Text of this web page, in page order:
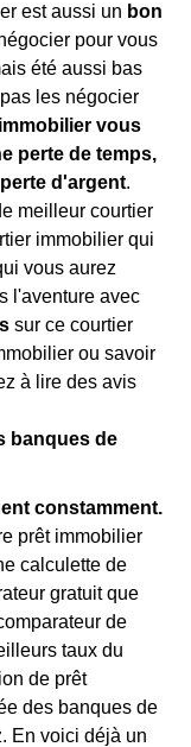
est aussi un bon
pour vous
été aussi bas
les négocier
vous
perte de temps,
d'argent.
meilleur courtier
immobilier qui
vous aurez
l'aventure avec
sur ce courtier
ou savoir
à lire des avis
banques de
constamment.
prêt immobilier
calculette de
gratuit que
de
taux du
de prêt
des banques de
En voici déjà un